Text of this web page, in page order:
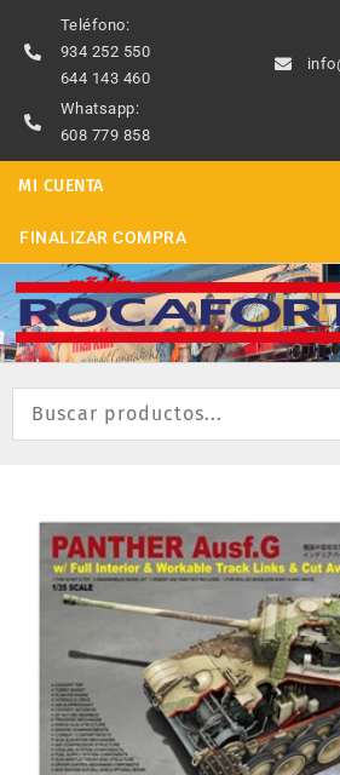
contenido
Teléfono:
934 252 550
644 143 460
Whatsapp:
608 779 858
MI CUENTA
FINALIZAR COMPRA